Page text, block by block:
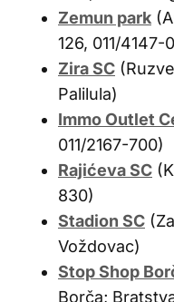
Zemun park
126, 011/4147-
Zira SC
Palilula)
Immo Outlet
011/2167-700)
Rajićeva SC
830)
Stadion SC
Voždovac)
Stop Shop
Borča;